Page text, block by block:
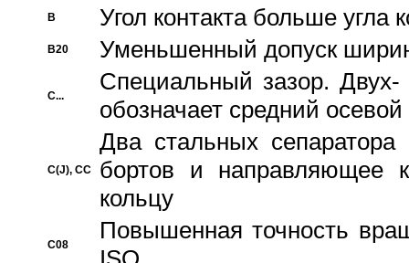
B Угол контакта больше угла
B20 Уменьшенный допуск
C...
Специальный зазор.
обозначает средний
C(J), CC
Два стальных сепаратора
бортов и направляющее
кольцу
C08
Повышенная точность